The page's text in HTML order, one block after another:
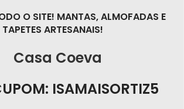
O SITE! MANTAS, ALMOFADAS E
TAPETES ARTESANAIS!
ISAMAISORTIZ5